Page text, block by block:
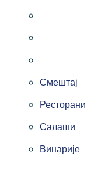
Смештај
Ресторани
Салаши
Винарије